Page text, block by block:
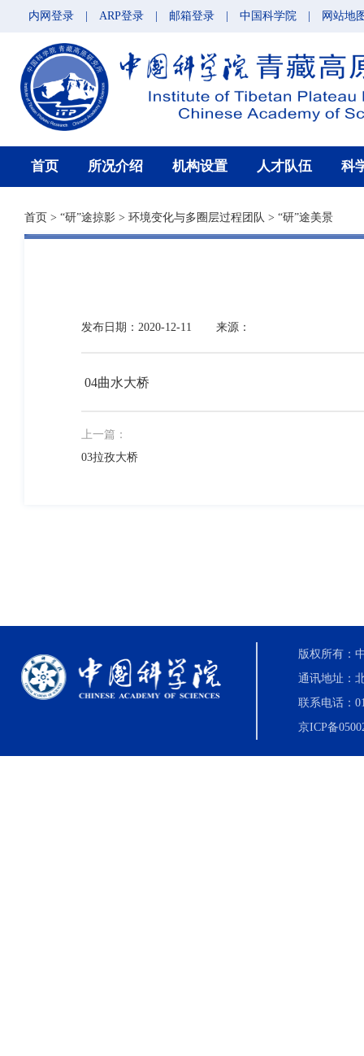
内网登录 ARP登录 邮箱登录 中国科学院 网站地
首页 所况介绍 机构设置 人才队伍 科
首页 > “研”途掠影 > 环境变化与多圈层过程团队 > “研”途美景
发布日期：2020-12-11 来源：
04曲水大桥
上一篇：
03拉孜大桥
版权所有：
通讯地址：
联系电话：
京ICP备